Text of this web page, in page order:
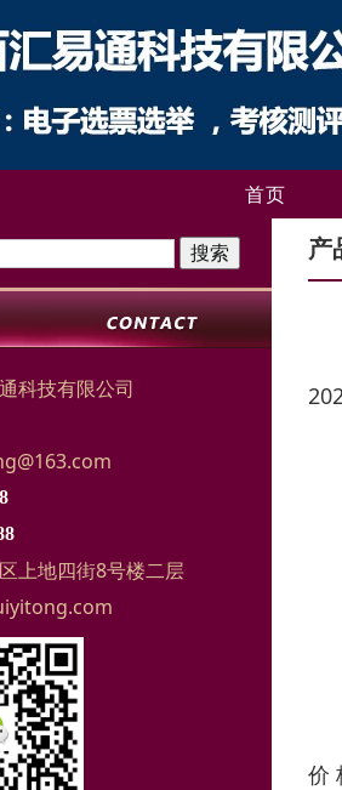
首页
科技有限公司
上地四街8号楼二层
产
价